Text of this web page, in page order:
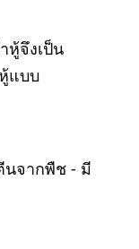
หู้จึงเป็น
แบบ
นจากพืช - มี